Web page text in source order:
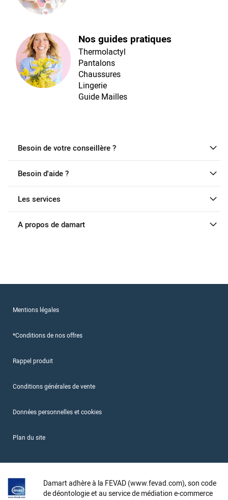
Nos guides pratiques
Thermolactyl
Pantalons
Chaussures
Lingerie
Guide Mailles
Besoin de votre conseillère ?
Besoin d'aide ?
Les services
A propos de damart
Mentions légales
*Conditions de nos offres
Rappel produit
Conditions générales de vente
Données personnelles et cookies
Plan du site
Damart adhère à la FEVAD (www.fevad.com), son code
de déontologie et au service de médiation e-commerce